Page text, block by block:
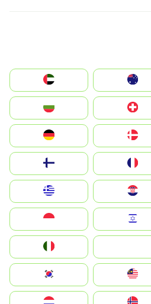
الإمارات العربية المتحدة
Switzerland
Deutschland
United Kingdom
Magyarország
South Korea